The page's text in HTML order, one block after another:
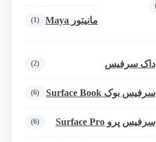
مانیتور Maya (1)
داک سرفیس (2)
سرفیس بوک Surface Book (6)
سرفیس پرو Surface Pro (6)